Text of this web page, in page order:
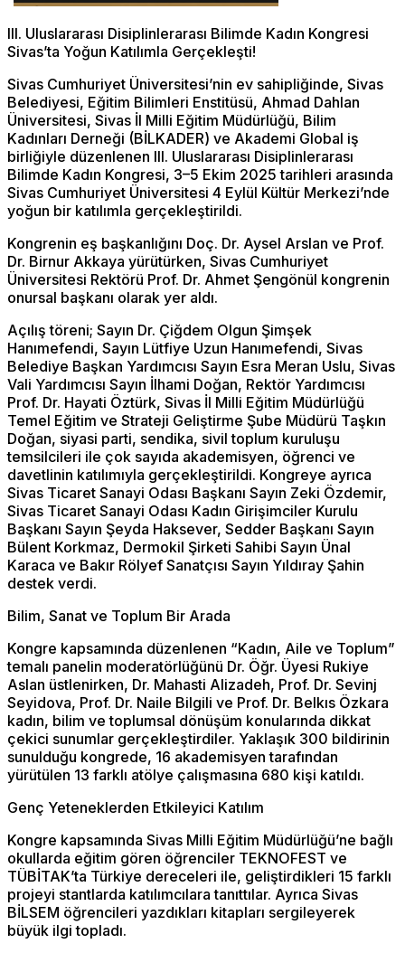
III. Uluslararası Disiplinlerarası Bilimde Kadın Kongresi
Sivas’ta Yoğun Katılımla Gerçekleşti!
Sivas Cumhuriyet Üniversitesi’nin ev sahipliğinde, Sivas
Belediyesi, Eğitim Bilimleri Enstitüsü, Ahmad Dahlan
Üniversitesi, Sivas İl Milli Eğitim Müdürlüğü, Bilim
Kadınları Derneği (BİLKADER) ve Akademi Global iş
birliğiyle düzenlenen III. Uluslararası Disiplinlerarası
Bilimde Kadın Kongresi, 3–5 Ekim 2025 tarihleri arasında
Sivas Cumhuriyet Üniversitesi 4 Eylül Kültür Merkezi’nde
yoğun bir katılımla gerçekleştirildi.
Kongrenin eş başkanlığını Doç. Dr. Aysel Arslan ve Prof.
Dr. Birnur Akkaya yürütürken, Sivas Cumhuriyet
Üniversitesi Rektörü Prof. Dr. Ahmet Şengönül kongrenin
onursal başkanı olarak yer aldı.
Açılış töreni; Sayın Dr. Çiğdem Olgun Şimşek
Hanımefendi, Sayın Lütfiye Uzun Hanımefendi, Sivas
Belediye Başkan Yardımcısı Sayın Esra Meran Uslu, Sivas
Vali Yardımcısı Sayın İlhami Doğan, Rektör Yardımcısı
Prof. Dr. Hayati Öztürk, Sivas İl Milli Eğitim Müdürlüğü
Temel Eğitim ve Strateji Geliştirme Şube Müdürü Taşkın
Doğan, siyasi parti, sendika, sivil toplum kuruluşu
temsilcileri ile çok sayıda akademisyen, öğrenci ve
davetlinin katılımıyla gerçekleştirildi. Kongreye ayrıca
Sivas Ticaret Sanayi Odası Başkanı Sayın Zeki Özdemir,
Sivas Ticaret Sanayi Odası Kadın Girişimciler Kurulu
Başkanı Sayın Şeyda Haksever, Sedder Başkanı Sayın
Bülent Korkmaz, Dermokil Şirketi Sahibi Sayın Ünal
Karaca ve Bakır Rölyef Sanatçısı Sayın Yıldıray Şahin
destek verdi.
Bilim, Sanat ve Toplum Bir Arada
Kongre kapsamında düzenlenen “Kadın, Aile ve Toplum”
temalı panelin moderatörlüğünü Dr. Öğr. Üyesi Rukiye
Aslan üstlenirken, Dr. Mahasti Alizadeh, Prof. Dr. Sevinj
Seyidova, Prof. Dr. Naile Bilgili ve Prof. Dr. Belkıs Özkara
kadın, bilim ve toplumsal dönüşüm konularında dikkat
çekici sunumlar gerçekleştirdiler. Yaklaşık 300 bildirinin
sunulduğu kongrede, 16 akademisyen tarafından
yürütülen 13 farklı atölye çalışmasına 680 kişi katıldı.
Genç Yeteneklerden Etkileyici Katılım
Kongre kapsamında Sivas Milli Eğitim Müdürlüğü’ne bağlı
okullarda eğitim gören öğrenciler TEKNOFEST ve
TÜBİTAK’ta Türkiye dereceleri ile, geliştirdikleri 15 farklı
projeyi stantlarda katılımcılara tanıttılar. Ayrıca Sivas
BİLSEM öğrencileri yazdıkları kitapları sergileyerek
büyük ilgi topladı.